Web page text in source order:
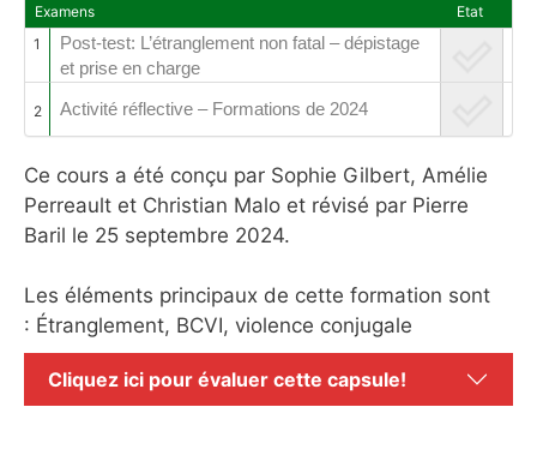
Examens
Etat
1
Post-test: L’étranglement non fatal – dépistage
et prise en charge
2 Activité réflective – Formations de 2024
Ce cours a été conçu par Sophie Gilbert, Amélie
Perreault et Christian Malo et révisé par Pierre
Baril le 25 septembre 2024.
Les éléments principaux de cette formation sont
: Étranglement, BCVI, violence conjugale
Cliquez ici pour évaluer cette capsule!